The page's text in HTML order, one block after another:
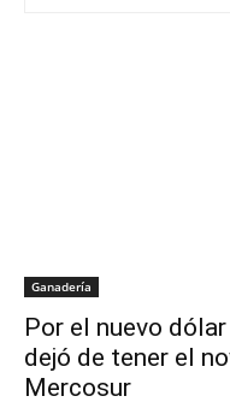
Ganadería
Por el nuevo
dejó de tener el
Mercosur